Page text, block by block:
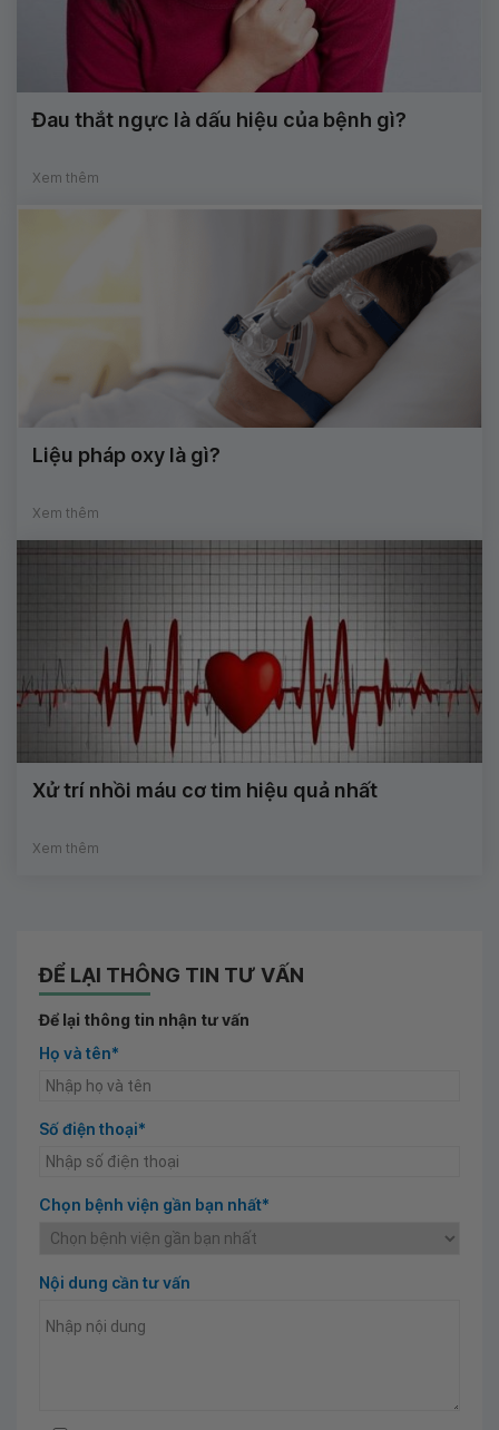
Đau thắt ngực là dấu hiệu của bệnh gì?
Xem thêm
Liệu pháp oxy là gì?
Xem thêm
Xử trí nhồi máu cơ tim hiệu quả nhất
Xem thêm
ĐỂ LẠI THÔNG TIN TƯ VẤN
Để lại thông tin nhận tư vấn
Họ và tên*
Số điện thoại*
Chọn bệnh viện gần bạn nhất*
Nội dung cần tư vấn